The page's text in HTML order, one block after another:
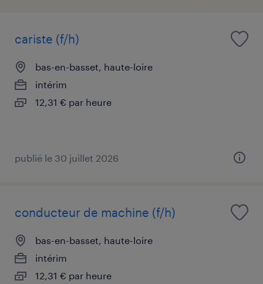
cariste (f/h)
bas-en-basset, haute-loire
intérim
12,31 € par heure
publié le 30 juillet 2026
conducteur de machine (f/h)
bas-en-basset, haute-loire
intérim
12,31 € par heure